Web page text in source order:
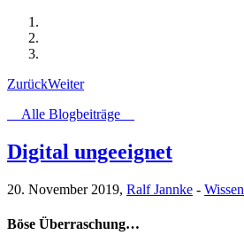
ZurückWeiter
Alle Blogbeiträge
Digital ungeeignet
20. November 2019, Ralf Jannke - Wissen
Böse Überraschung…